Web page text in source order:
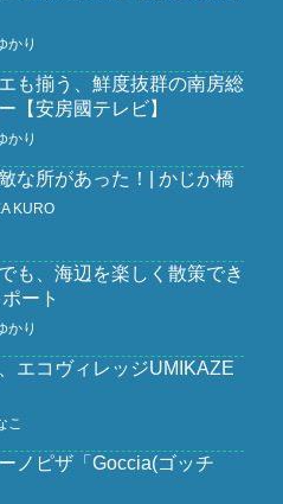
かり
も揃う、鮮度抜群の南房総
【安房國テレビ】
かり
な所があった！| かじか橋
KURO
も、海辺を楽しく散策でき
ート
かり
エコヴィレッジUMIKAZE
こ
ノピザ「Goccia(ゴッチ